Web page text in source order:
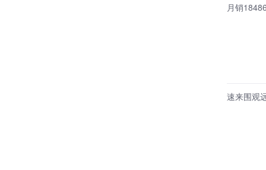
月销
速来围观